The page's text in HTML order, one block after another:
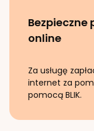
Bezpieczne
online
Za usługę
internet za
pomocą BLIK.